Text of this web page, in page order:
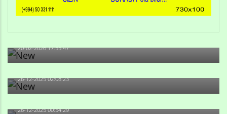
Qulu Məhərrəmli: Sosial şəbəkələrdə söyüş niyə artıb?
20-02-2026 17:55:47
Məni bura NAZİR GÖNDƏRİB - 1937-ci ildən fəaliyyətdə
26-12-2025 02:08:23
-Ay qız, sən məhkəməni udmayacaqsan... Sən bilirsən
də, məni...
26-12-2025 00:54:29